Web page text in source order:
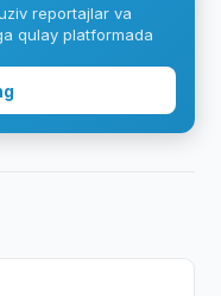
reportajlar va
qulay platformada